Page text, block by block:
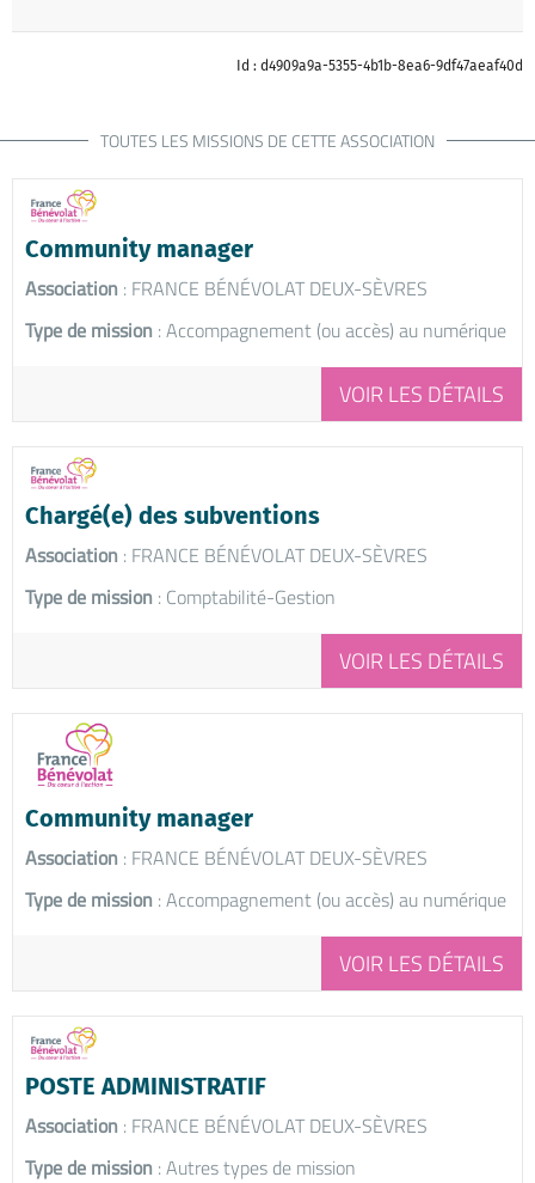
Id : d4909a9a-5355-4b1b-8ea6-9df47aeaf40d
TOUTES LES MISSIONS DE CETTE ASSOCIATION
Community manager
Association : FRANCE BÉNÉVOLAT DEUX-SÈVRES
Type de mission : Accompagnement (ou accès) au numérique
VOIR LES DÉTAILS
Chargé(e) des subventions
Association : FRANCE BÉNÉVOLAT DEUX-SÈVRES
Type de mission : Comptabilité-Gestion
VOIR LES DÉTAILS
Community manager
Association : FRANCE BÉNÉVOLAT DEUX-SÈVRES
Type de mission : Accompagnement (ou accès) au numérique
VOIR LES DÉTAILS
POSTE ADMINISTRATIF
Association : FRANCE BÉNÉVOLAT DEUX-SÈVRES
Type de mission : Autres types de mission